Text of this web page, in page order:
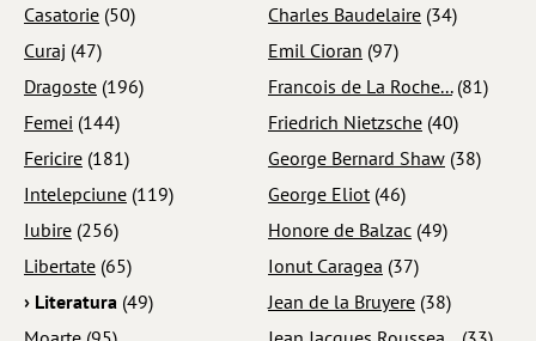
Casatorie (50)
Curaj (47)
Dragoste (196)
Femei (144)
Fericire (181)
Intelepciune (119)
Iubire (256)
Libertate (65)
› Literatura (49)
Charles Baudelaire (34)
Emil Cioran (97)
Francois de La Roche...(81)
Friedrich Nietzsche (40)
George Bernard Shaw (38)
George Eliot (46)
Honore de Balzac (49)
Ionut Caragea (37)
Jean de la Bruyere (38)